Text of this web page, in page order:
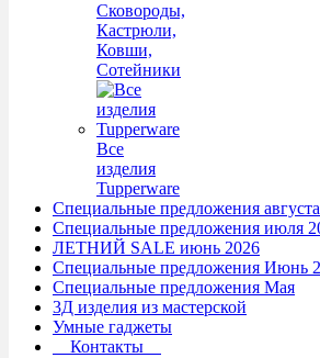
Сковороды,
Кастрюли,
Ковши,
Сотейники
Все
изделия
Tupperware
Специальные предложения
Специальные предложения июля
ЛЕТНИЙ SALE июнь 2026
Специальные предложения Июнь
Специальные предложения Мая
3Д изделия из мастерской
Умные гаджеты
Контакты